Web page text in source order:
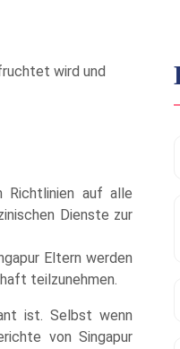
wird und
Richtlinien auf alle
Dienste zur
Eltern werden
teilzunehmen.
ist. Selbst wenn
von Singapur